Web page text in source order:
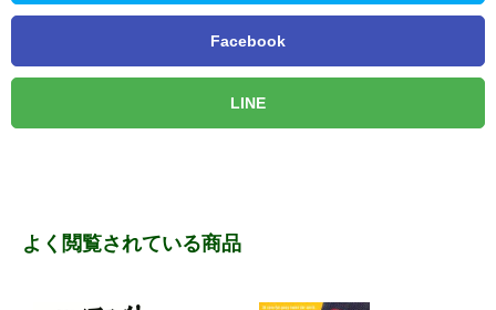
Facebook
LINE
よく閲覧されている商品